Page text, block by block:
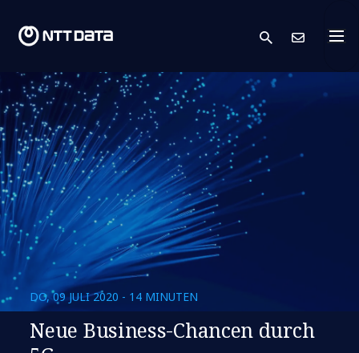
search
DO, 09 JULI 2020 - 14 MINUTEN
Neue Business-Chancen durch